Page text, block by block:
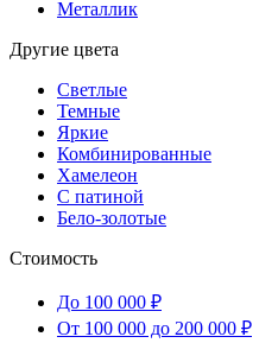
Металлик
Другие цвета
Светлые
Темные
Яркие
Комбинированные
Хамелеон
С патиной
Бело-золотые
Стоимость
До 100 000 ₽
От 100 000 до 200 000 ₽